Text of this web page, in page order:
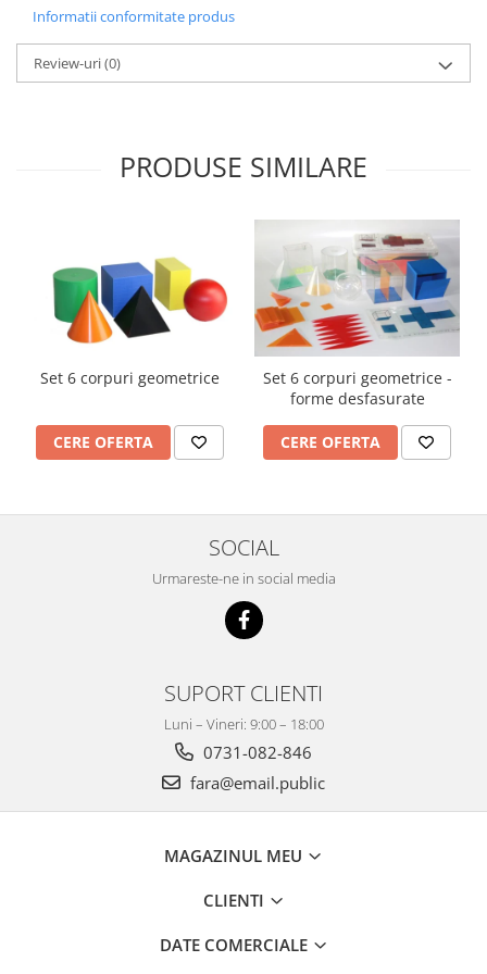
Accesorii
Panouri Afisare
Table magnetice din sticla
Informatii conformitate produs
Review-uri(0)
PRODUSE SIMILARE
Set 6 corpuri geometrice
CERE OFERTA
Set 6 corpuri geometrice -
forme desfasurate
CERE OFERTA
SOCIAL
Urmareste-ne in social media
SUPORT CLIENTI
Luni – Vineri: 9:00 – 18:00
0731-082-846
fara@email.public
MAGAZINUL MEU
CLIENTI
DATE COMERCIALE